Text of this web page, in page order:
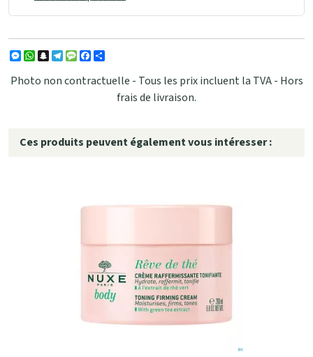
Messenger
WhatsApp
Snapchat
Telegram
MessageFacebook
Photo non contractuelle - Tous les prix incluent la TVA - Hors
frais de livraison.
Ces produits peuvent également vous intéresser :